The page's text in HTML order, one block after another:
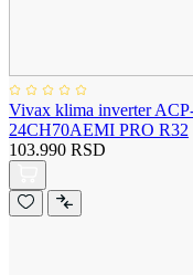
Vivax klima inverter
24CH70AEMI PRO R32
103.990 RSD